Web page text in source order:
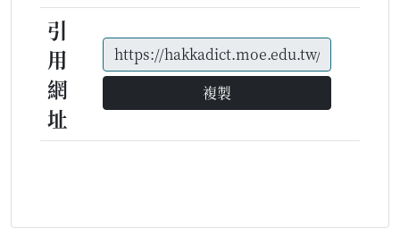
引
用
網
址
複製